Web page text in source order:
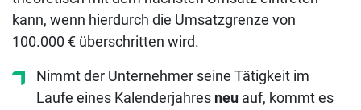
kann, wenn hierdurch die Umsatzgrenze von
100.000 € überschritten wird.
Nimmt der Unternehmer seine Tätigkeit im
Laufe eines Kalenderjahres neu auf, kommt es